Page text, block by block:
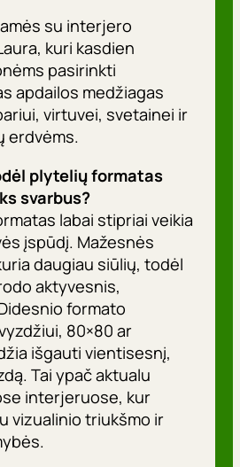
su interjero
kuri kasdien
pasirinkti
apdailos medžiagas
virtuvei, svetainei ir
erdvėms.
plytelių formatas
svarbus?
labai stipriai veikia
įspūdį. Mažesnės
daugiau siūlių, todėl
aktyvesnis,
formato
80×80 ar
išgauti vientisesnį,
Tai ypač aktualu
interjeruose, kur
vizualinio triukšmo ir